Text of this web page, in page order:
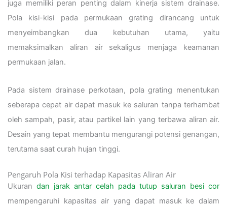
juga memiliki peran penting dalam kinerja sistem drainase.
Pola kisi-kisi pada permukaan grating dirancang untuk
menyeimbangkan dua kebutuhan utama, yaitu
memaksimalkan aliran air sekaligus menjaga keamanan
permukaan jalan.
Pada sistem drainase perkotaan, pola grating menentukan
seberapa cepat air dapat masuk ke saluran tanpa terhambat
oleh sampah, pasir, atau partikel lain yang terbawa aliran air.
Desain yang tepat membantu mengurangi potensi genangan,
terutama saat curah hujan tinggi.
Pengaruh Pola Kisi terhadap Kapasitas Aliran Air
Ukuran dan jarak antar celah pada tutup saluran besi cor
mempengaruhi kapasitas air yang dapat masuk ke dalam